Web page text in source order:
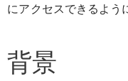
にアクセスできるよう
背景